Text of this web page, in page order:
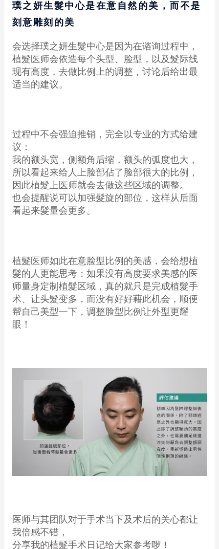
璞之妍生髮中心是在意自然的美，而不是
刻意雕刻的美
会选择璞之妍生髮中心是因为在谘询过程中，
植髮医师会依造每个头型、脸型，以及髮际线
现有高度，去做比例上的调整，讨论后给出最
适当的建议。
过程中不会强迫推销，完全以专业的方式给建
议：
我的额头宽，侧额角后缩，额头的弧度也大，
所以看起来给人上脸部佔了脸部很大的比例，
因此植髮上医师就会去做这些区域的调整。
也会提醒说可以加强髮旋的部位，这样从后面
看起来髮量会更多。
植髮医师如此在意脸型比例的美感，会给想植
髮的人更能思考：如果没有高度要求美感的医
师量身定制植髮区域，真的就只是完成植髮手
术、让头髮变多，而没有好好藉此机会，顺便
帮自己美型一下，调整脸型比例让外型更耀
眼！
医师与其团队对于手术当下及术后的关心都让
我倍感不错，
分享我的植髮手术日记给大家参考啰！